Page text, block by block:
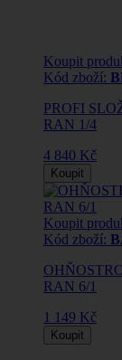
Koupit
Kód zboží:
PROFI
RAN 1/4
4 840 Kč
Koupit
Koupit
Kód zboží:
RAN 6/1
1 149 Kč
Koupit